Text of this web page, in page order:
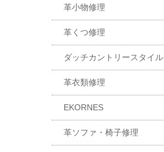
革小物修理
革くつ修理
ダッチカントリースタイル
革衣類修理
EKORNES
革ソファ・椅子修理